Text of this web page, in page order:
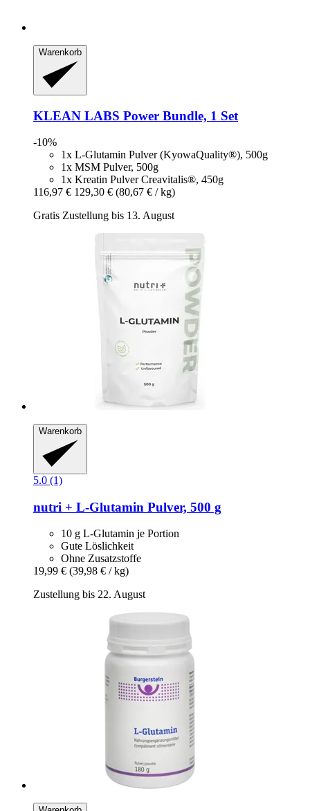
Warenkorb
KLEAN LABS Power Bundle, 1 Set
-10%
1x L-Glutamin Pulver (KyowaQuality®), 500g
1x MSM Pulver, 500g
1x Kreatin Pulver Creavitalis®, 450g
116,97 € 129,30 € (80,67 € / kg)
Gratis Zustellung bis 13. August
Warenkorb
5.0 (1)
nutri + L-​Glutamin Pulver, 500 g
10 g L-Glutamin je Portion
Gute Löslichkeit
Ohne Zusatzstoffe
19,99 € (39,98 € / kg)
Zustellung bis 22. August